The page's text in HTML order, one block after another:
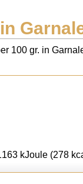
100 gr. in
kJoule (278